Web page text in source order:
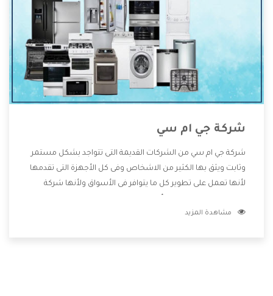
شركة جي ام سي
شركة جي ام سي من الشركات القديمة التى تتواجد بشكل مستمر
وثابت ويثق بها الكثير من الاشخاص وفى كل الأجهزة التى تقدمها
لأنها تعمل على تطوير كل ما يتوافر فى الأسواق ولأنها شركة
وتقدم للعملاء أقوى العروض والخصومات التى تسهل على
مشاهدة المزيد